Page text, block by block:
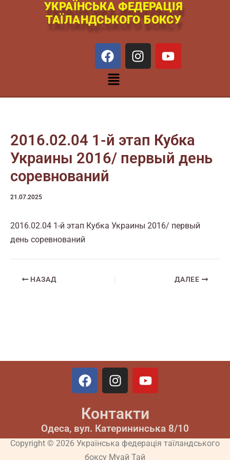
УКРАЇНСЬКА ФЕДЕРАЦІЯ
ТАЇЛАНДСЬКОГО БОКСУ
a
c
e
b
o
n
s
g
m
o
u
b
Меню
2016.02.04 1-й этап Кубка
Украины 2016/ первый день
соревнований
21.07.2025
2016.02.04 1-й этап Кубка Украины 2016/ первый
день соревнований
НАЗАД ДАЛЕЕ
F
a
e
b
o
o
I
n
t
a
g
r
Y
o
t
u
b
e
Контакти
Одеса, вул. Катерининська 8/10
Copyright © 2026 Українська федерація таїландського
боксу Муай Тай